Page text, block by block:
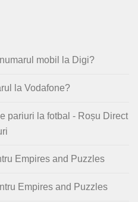
mobil la Digi?
la Vodafone?
pariuri la fotbal - Roșu Direct
Empires and Puzzles
Empires and Puzzles